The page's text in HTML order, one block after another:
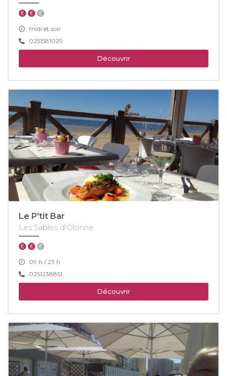
midi et soir
0251581029
Découvrir
Le P'tit Bar
Les Sables d'Olonne
09 h / 23 h
0251238851
Découvrir